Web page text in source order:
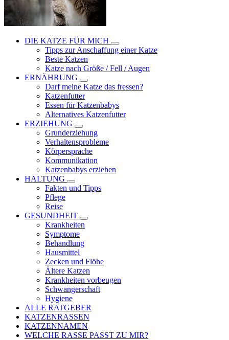
DIE KATZE FÜR MICH
Tipps zur Anschaffung einer Katze
Beste Katzen
Katze nach Größe / Fell / Augen
ERNÄHRUNG
Darf meine Katze das fressen?
Katzenfutter
Essen für Katzenbabys
Alternatives Katzenfutter
ERZIEHUNG
Grunderziehung
Verhaltensprobleme
Körpersprache
Kommunikation
Katzenbabys erziehen
HALTUNG
Fakten und Tipps
Pflege
Reise
GESUNDHEIT
Krankheiten
Symptome
Behandlung
Hausmittel
Zecken und Flöhe
Ältere Katzen
Krankheiten vorbeugen
Schwangerschaft
Hygiene
ALLE RATGEBER
KATZENRASSEN
KATZENNAMEN
WELCHE RASSE PASST ZU MIR?